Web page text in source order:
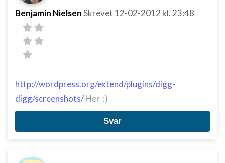
Benjamin NielsenSkrevet 12-02-2012 kl. 23:48
http://wordpress.org/extend/plugins/digg-
digg/screenshots/Her :)
Svar